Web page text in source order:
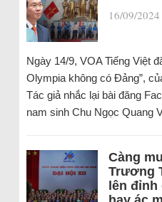
16/09/2024
Ngày 14/9, VOA Tiếng Việt
Olympia không có Đảng”,
Tác giả nhắc lại bài đăng
nam sinh Chu Ngọc Quang
Càng
Trương
lên